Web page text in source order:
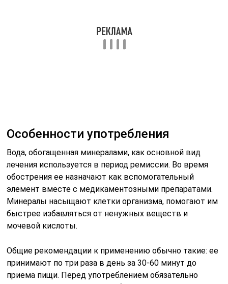
элемент вместе с медикаментозными препаратами.
Минералы насыщают клетки организма, помогают им
следует нагреть на водяной бане до температуры в
пределах 36-42 °C. При таких условиях действие всех
полезных веществ будет наиболее результативным.
Длительность приема обычно составляет около двух
месяцев. Расчет количества жидкости, которую
нужно пить, производится так: на каждый килограмм
берется 4 мл. К примеру, человеку весом 100 кг
необходимо пить 100×4=400 мл. Часто врач
язвенной болезни или гастрита. Точные указания,
какую воду можно пить при подагре, ее объем,
температуру и длительность курса дает врач, исходя
из индивидуальной ситуации и показателей анализов.